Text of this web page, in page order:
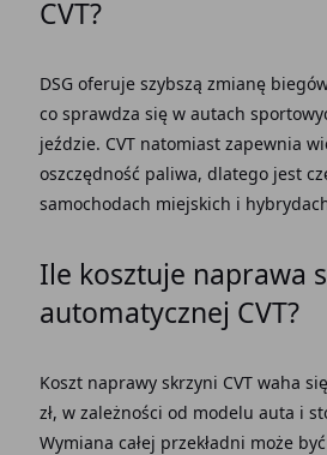
CVT?
DSG oferuje szybszą zmianę
co sprawdza się w autach
jeździe. CVT natomiast zapewnia
oszczędność paliwa, dlatego jest
samochodach miejskich i
Ile kosztuje naprawa
automatycznej CVT?
Koszt naprawy skrzyni CVT waha
zł, w zależności od modelu auta i
Wymiana całej przekładni może